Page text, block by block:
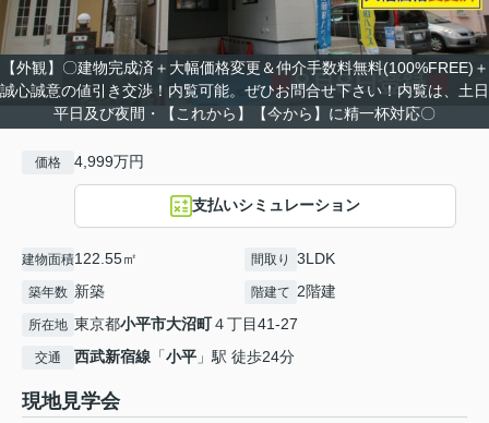
【外観】〇建物完成済＋大幅価格変更＆仲介手数料無料(100%FREE)＋
誠心誠意の値引き交渉！内覧可能。ぜひお問合せ下さい！内覧は、土日
平日及び夜間・【これから】【今から】に精一杯対応〇
価格 4,999万円
支払いシミュレーション
建物面積122.55㎡ 間取り 3LDK
築年数 新築 階建て 2階建
所在地 東京都小平市大沼町４丁目41-27
交通 西武新宿線 「小平 」駅 徒歩24分
現地見学会